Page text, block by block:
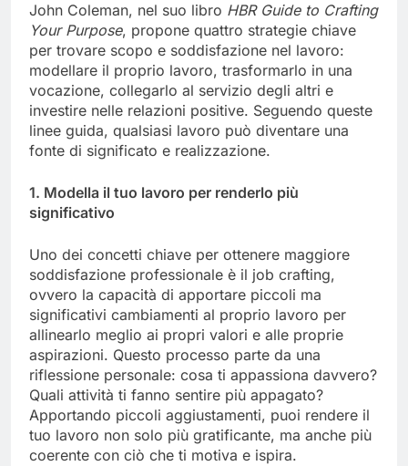
John Coleman, nel suo libro HBR Guide to Crafting
Your Purpose, propone quattro strategie chiave
per trovare scopo e soddisfazione nel lavoro:
modellare il proprio lavoro, trasformarlo in una
vocazione, collegarlo al servizio degli altri e
investire nelle relazioni positive. Seguendo queste
linee guida, qualsiasi lavoro può diventare una
fonte di significato e realizzazione.
1. Modella il tuo lavoro per renderlo più
significativo
Uno dei concetti chiave per ottenere maggiore
soddisfazione professionale è il job crafting,
ovvero la capacità di apportare piccoli ma
significativi cambiamenti al proprio lavoro per
allinearlo meglio ai propri valori e alle proprie
aspirazioni. Questo processo parte da una
riflessione personale: cosa ti appassiona davvero?
Quali attività ti fanno sentire più appagato?
Apportando piccoli aggiustamenti, puoi rendere il
tuo lavoro non solo più gratificante, ma anche più
coerente con ciò che ti motiva e ispira.